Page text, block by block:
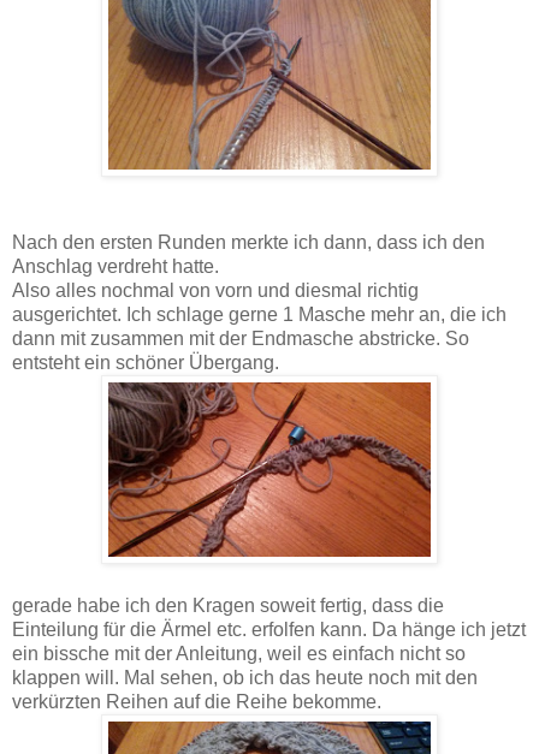
Nach den ersten Runden merkte ich dann, dass ich den
Anschlag verdreht hatte.
Also alles nochmal von vorn und diesmal richtig
ausgerichtet. Ich schlage gerne 1 Masche mehr an, die ich
dann mit zusammen mit der Endmasche abstricke. So
entsteht ein schöner Übergang.
gerade habe ich den Kragen soweit fertig, dass die
Einteilung für die Ärmel etc. erfolfen kann. Da hänge ich jetzt
ein bissche mit der Anleitung, weil es einfach nicht so
klappen will. Mal sehen, ob ich das heute noch mit den
verkürzten Reihen auf die Reihe bekomme.